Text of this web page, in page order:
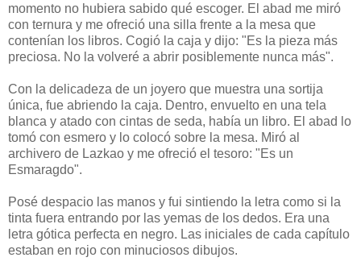
momento no hubiera sabido qué escoger. El abad me miró
con ternura y me ofreció una silla frente a la mesa que
contenían los libros. Cogió la caja y dijo: "Es la pieza más
preciosa. No la volveré a abrir posiblemente nunca más".
Con la delicadeza de un joyero que muestra una sortija
única, fue abriendo la caja. Dentro, envuelto en una tela
blanca y atado con cintas de seda, había un libro. El abad lo
tomó con esmero y lo colocó sobre la mesa. Miró al
archivero de Lazkao y me ofreció el tesoro: "Es un
Esmaragdo".
Posé despacio las manos y fui sintiendo la letra como si la
tinta fuera entrando por las yemas de los dedos. Era una
letra gótica perfecta en negro. Las iniciales de cada capítulo
estaban en rojo con minuciosos dibujos.